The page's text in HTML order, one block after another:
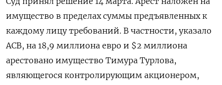
имущество в пределах суммы предъявленных к
каждому лицу требований. В частности, указало
АСВ, на 18,9 миллиона евро и $2 миллиона
арестовано имущество Тимура Турлова,
являющегося контролирующим акционером,